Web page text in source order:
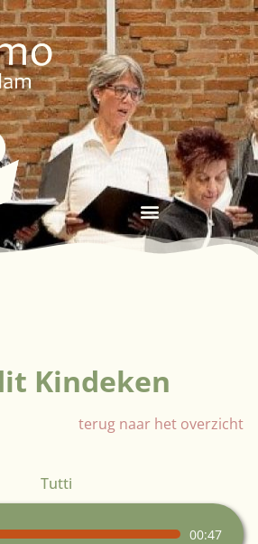
Kindeken
terug naar het overzicht
Tutti
00:47